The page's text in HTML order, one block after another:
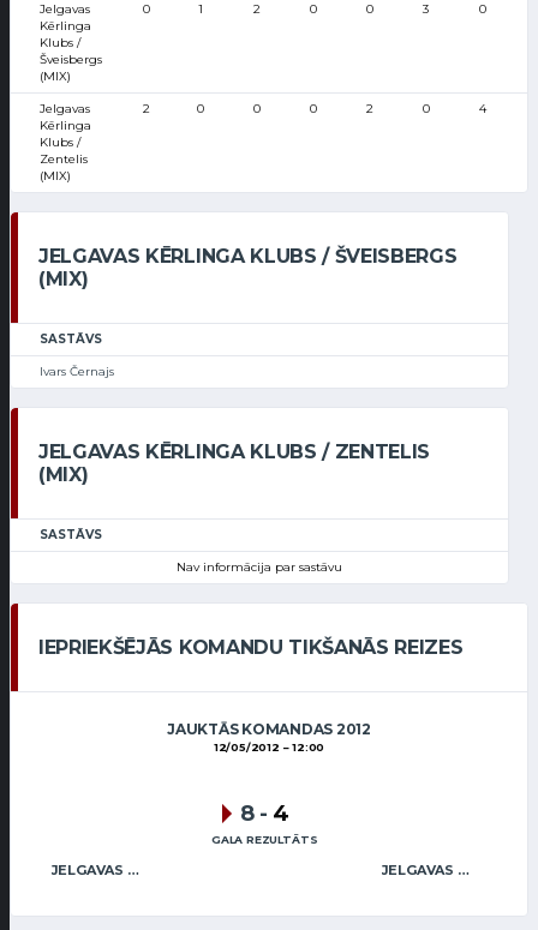
Jelgavas
Kērlinga
Klubs /
Šveisbergs
(MIX)
0 1 2 0 0 3 0
Jelgavas
Kērlinga
Klubs /
Zentelis
(MIX)
2 0 0 0 2 0 4
JELGAVAS KĒRLINGA KLUBS / ŠVEISBERGS
(MIX)
SASTĀVS
Ivars Černajs
JELGAVAS KĒRLINGA KLUBS / ZENTELIS
(MIX)
SASTĀVS
Nav informācija par sastāvu
IEPRIEKŠĒJĀS KOMANDU TIKŠANĀS REIZES
JAUKTĀS KOMANDAS 2012
12/05/2012 12:00
JELGAVAS KĒRLINGA KLUBS / ZENTELIS (MIX) JELGAVAS KĒRLINGA KLUBS / ŠVEISBERGS (MIX)
8 - 4
GALA REZULTĀTS